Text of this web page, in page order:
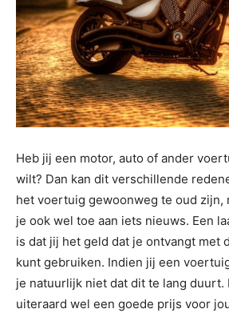
Heb jij een motor, auto of ander
wilt? Dan kan dit verschillende
het voertuig gewoonweg te oud zijn,
je ook wel toe aan iets nieuws. Een
is dat jij het geld dat je ontvangt met
kunt gebruiken. Indien jij een
je natuurlijk niet dat dit te lang duurt.
uiteraard wel een goede prijs voor